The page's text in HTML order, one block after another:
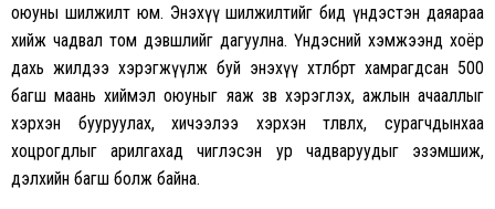
оюуны шилжилт юм. Энэхүү шилжилтийг бид үндэстэн даяараа
хийж чадвал том дэвшлийг дагуулна. Үндэсний хэмжээнд хоёр
дахь жилдээ хэрэгжүүлж буй энэхүү хөтөлбөрт хамрагдсан 500
багш маань хиймэл оюуныг яаж зөв хэрэглэх, ажлын ачааллыг
хэрхэн бууруулах, хичээлээ хэрхэн төлөвлөх, сурагчдынхаа
хоцрогдлыг арилгахад чиглэсэн ур чадваруудыг эзэмшиж,
дэлхийн багш болж байна.